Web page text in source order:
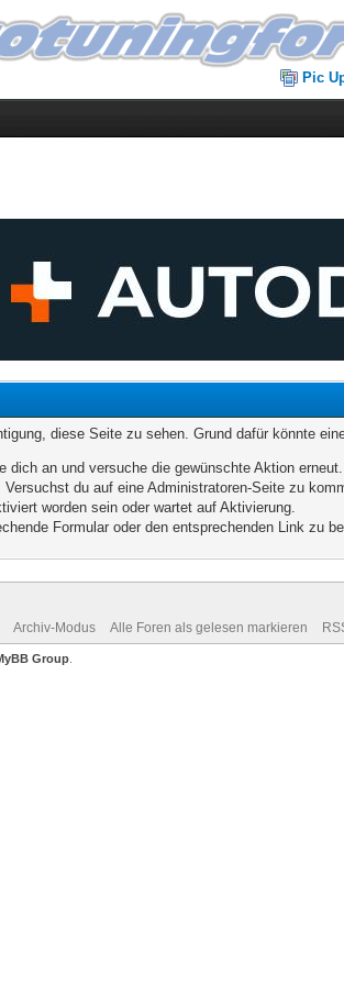
Pic
diese Seite zu sehen. Grund dafür könnte
dich an und versuche die gewünschte Aktion erneut.
du auf eine Administratoren-Seite zu
worden sein oder wartet auf Aktivierung.
Formular oder den entsprechenden Link zu
Archiv-Modus Alle Foren als gelesen markieren
Group.